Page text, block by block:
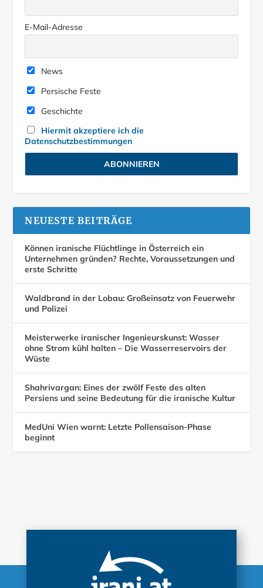
E-Mail-Adresse
News
Persische Feste
Geschichte
Hiermit akzeptiere ich die
Datenschutzbestimmungen
NEUESTE BEITRÄGE
Können iranische Flüchtlinge in Österreich ein
Unternehmen gründen? Rechte, Voraussetzungen und
erste Schritte
Waldbrand in der Lobau: Großeinsatz von Feuerwehr
und Polizei
Meisterwerke iranischer Ingenieurskunst: Wasser
ohne Strom kühl halten – Die Wasserreservoirs der
Wüste
Shahrivargan: Eines der zwölf Feste des alten
Persiens und seine Bedeutung für die iranische Kultur
MedUni Wien warnt: Letzte Pollensaison-Phase
beginnt